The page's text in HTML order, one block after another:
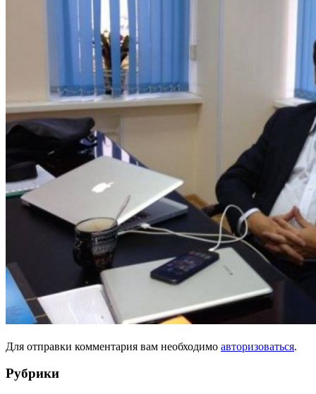
Для отправки комментария вам необходимо авторизоваться.
Рубрики